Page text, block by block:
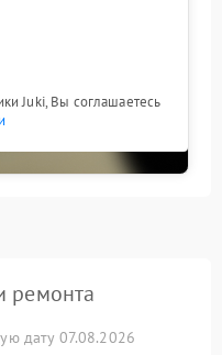
Juki, Вы соглашаетесь
ремонта
дату 07.08.2026